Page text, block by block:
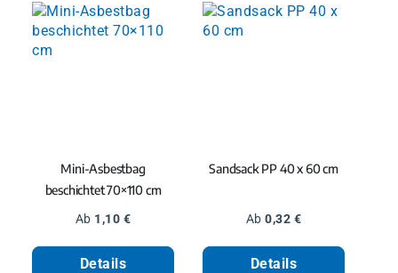
Mini-Asbestbag
beschichtet 70×110 cm
Regulärer Preis:
Ab 1,10 €
Details
Sandsack PP 40 x 60 cm
Regulärer Preis:
Ab0,32 €
Details